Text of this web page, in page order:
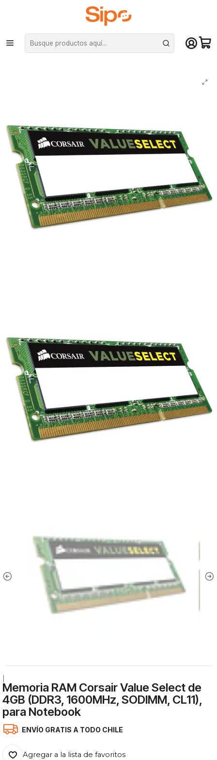
¡Compra hasta mediodía y recibe hoy! De lunes a sábado en el gran
Santiago. Envío gratis desde $29.990
Inicio Componentes PC Ram
Memoria RAM Corsair Value Select de 4GB (DDR3, 1600MHz, SODIMM,
CL11), para Notebook
Memoria RAM Corsair Value Select de
4GB (DDR3, 1600MHz, SODIMM, CL11),
para Notebook
ENVÍO GRATIS A TODO CHILE
Agregar a la lista de favoritos